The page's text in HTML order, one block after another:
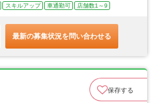
スキルアップ 車通勤可 店舗数1～9
最新の募集状況を問い合わせる
保存する